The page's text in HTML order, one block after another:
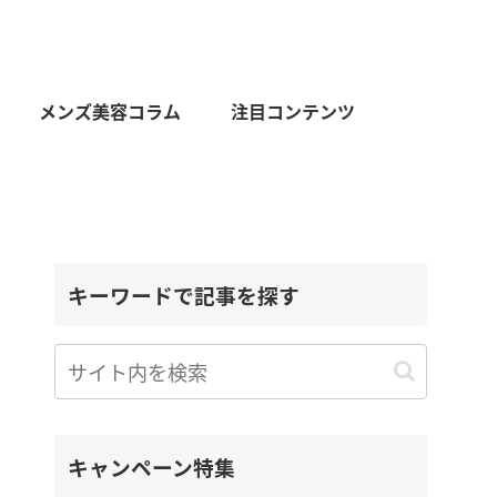
メンズ美容コラム 注目コンテンツ
キーワードで記事を探す
キャンペーン特集